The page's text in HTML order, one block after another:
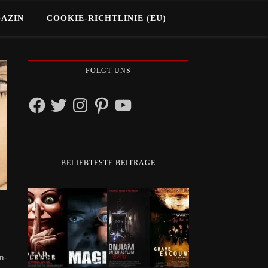
COOKIE-RICHTLINIE (EU)
FOLGT UNS
FacebookTwitterInstagramPinterestYouTube
BELIEBTESTE BEITRÄGE